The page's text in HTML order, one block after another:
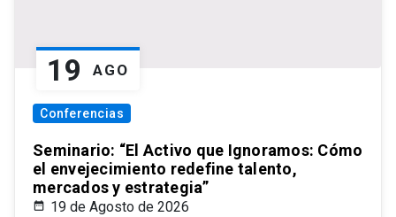
19 AGO
Conferencias
Seminario: “El Activo que Ignoramos: Cómo
el envejecimiento redefine talento,
mercados y estrategia”
19 de Agosto de 2026